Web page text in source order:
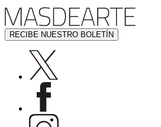
RECIBE NUESTRO BOLETÍN